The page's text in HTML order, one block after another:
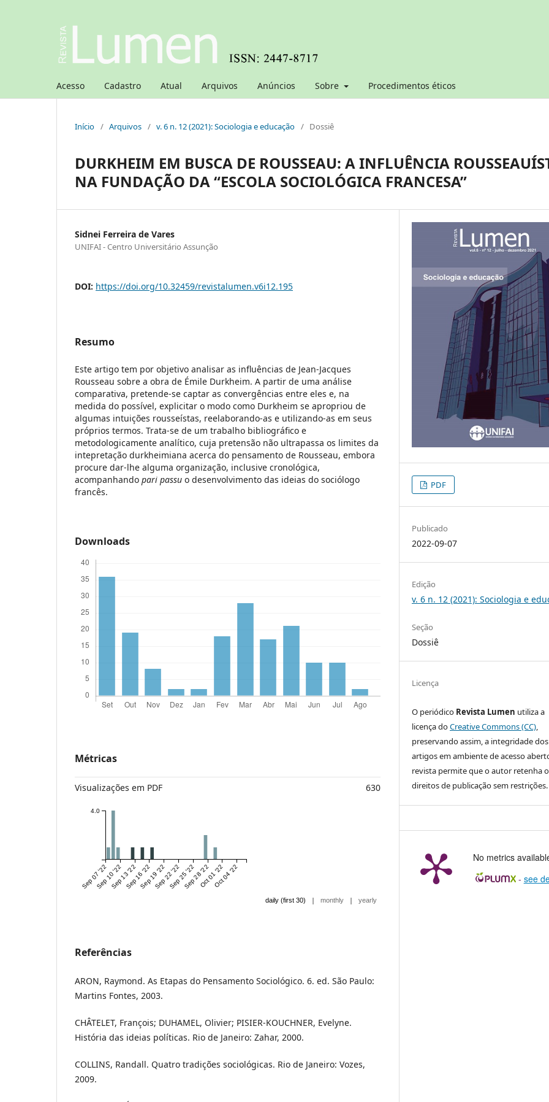
Acesso Cadastro Atual Arquivos Anúncios Sobre Procedimentos éticos
Início / Arquivos / v. 6 n. 12 (2021): Sociologia e educação / Dossiê
DURKHEIM EM BUSCA DE ROUSSEAU: A INFLUÊNCIA
NA FUNDAÇÃO DA “ESCOLA SOCIOLÓGICA FRANCESA”
Sidnei Ferreira de Vares
UNIFAI - Centro Universitário Assunção
DOI: https://doi.org/10.32459/revistalumen.v6i12.195
Resumo
Este artigo tem por objetivo analisar as influências de Jean-Jacques
Rousseau sobre a obra de Émile Durkheim. A partir de uma análise
comparativa, pretende-se captar as convergências entre eles e, na
medida do possível, explicitar o modo como Durkheim se apropriou de
algumas intuições rousseístas, reelaborando-as e utilizando-as em seus
próprios termos. Trata-se de um trabalho bibliográfico e
metodologicamente analítico, cuja pretensão não ultrapassa os limites da
intepretação durkheimiana acerca do pensamento de Rousseau, embora
procure dar-lhe alguma organização, inclusive cronológica,
acompanhando pari passu o desenvolvimento das ideias do sociólogo
francês.
Downloads
Métricas
Visualizações em PDF 630
Sep 07 '22Sep 10 '22Sep 13 '22Sep 16 '22Sep 19 '22Sep 22 '22Sep 25 '22Sep 28 '22Oct 01 '22Oct 04 '22
4.0
daily (first 30) | monthly | yearly
Referências
ARON, Raymond. As Etapas do Pensamento Sociológico. 6. ed. São Paulo:
Martins Fontes, 2003.
CHÂTELET, François; DUHAMEL, Olivier; PISIER-KOUCHNER, Evelyne.
História das ideias políticas. Rio de Janeiro: Zahar, 2000.
COLLINS, Randall. Quatro tradições sociológicas. Rio de Janeiro: Vozes,
2009.
PDF
Publicado
2022-09-07
Edição
v. 6 n. 12 (2021): Sociologia e
Seção
Dossiê
Licença
O periódico Revista Lumen utiliza a
licença doCreative Commons (CC),
preservando assim, a integridade dos
artigos em ambiente de acesso
revista permite que o autor retenha
direitos de publicação sem restrições.
No metrics
- see